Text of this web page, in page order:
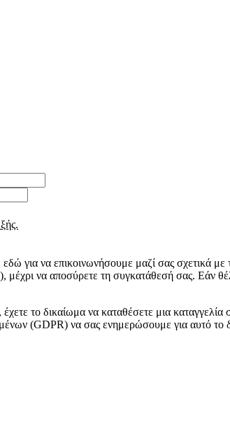
για να επικοινωνήσουμε μαζί σας σχετικά
να αποσύρετε τη συγκατάθεσή σας. Εάν
έχετε το δικαίωμα να καταθέσετε μια
(GDPR) να σας ενημερώσουμε για αυτό